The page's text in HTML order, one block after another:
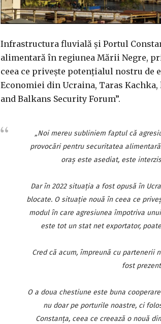
Infrastructura fluvială şi Portul
alimentară în regiunea Mării Negre,
ceea ce priveşte potenţialul nostru
Economiei din Ucraina, Taras Kachka,
and Balkans Security Forum”.
„Noi mereu subliniem faptul că
provocări pentru securitatea
oraş este asediat, este
Dar în 2022 situaţia a fost opusă în
blocate. O situaţie nouă în ceea ce
modul în care agresiunea împotriva
este tot un stat net exportator,
Cred că acum, împreună cu partenerii
fost
O a doua chestiune este buna
nu doar pe porturile noastre, ci
Constanţa, ceea ce creează o nouă